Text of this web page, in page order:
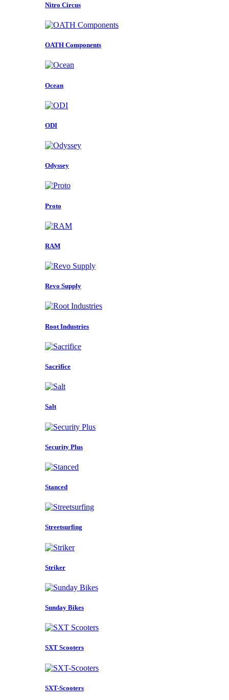
Nitro Circus
OATH Components
Ocean
ODI
Odyssey
Proto
RAM
Revo Supply
Root Industries
Sacrifice
Salt
Security Plus
Stanced
Streetsurfing
Striker
Sunday Bikes
SXT Scooters
SXT-Scooters